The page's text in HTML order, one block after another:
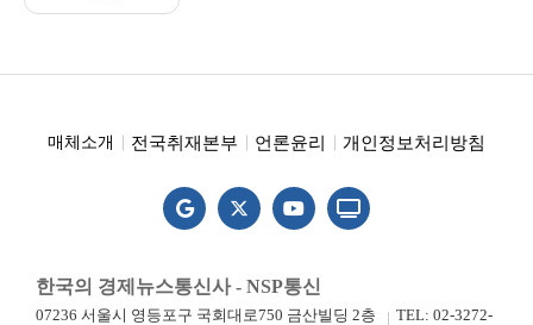
매체소개 전국취재본부 언론윤리 개인정보처리방침
한국의 경제뉴스통신사 - NSP통신
07236 서울시 영등포구 국회대로750 금산빌딩 2층
TEL: 02-3272-